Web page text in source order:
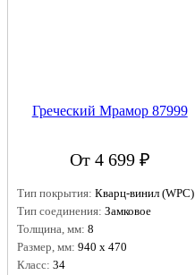
Греческий Мрамор 87999
От 4 699 ₽
Тип покрытия: Кварц-винил (WPC)
Тип соединения: Замковое
Толщина, мм: 8
Размер, мм: 940 х 470
Класс: 34